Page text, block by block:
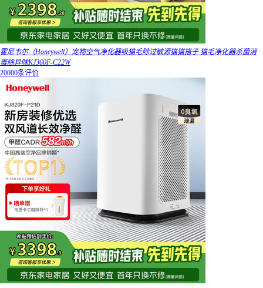
霍尼韦尔（Honeywell）宠物空气净化器吸猫毛除过敏源猫猫搭子 猫毛净化器杀菌消
毒除异味KJ360F-C22W
20000条评价